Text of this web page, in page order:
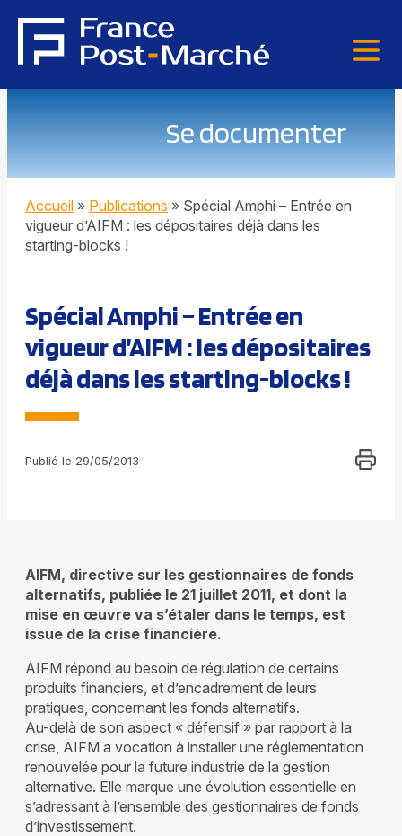
Se documenter
Accueil » Publications » Spécial Amphi – Entrée en
vigueur d’AIFM : les dépositaires déjà dans les
starting-blocks !
Spécial Amphi – Entrée en
vigueur d’AIFM : les dépositaires
déjà dans les starting-blocks !
Publié le 29/05/2013
AIFM, directive sur les gestionnaires de fonds
alternatifs, publiée le 21 juillet 2011, et dont la
mise en œuvre va s’étaler dans le temps, est
issue de la crise financière.
AIFM répond au besoin de régulation de certains
produits financiers, et d’encadrement de leurs
pratiques, concernant les fonds alternatifs.
Au-delà de son aspect « défensif » par rapport à la
crise, AIFM a vocation à installer une réglementation
renouvelée pour la future industrie de la gestion
alternative. Elle marque une évolution essentielle en
s’adressant à l’ensemble des gestionnaires de fonds
d’investissement.